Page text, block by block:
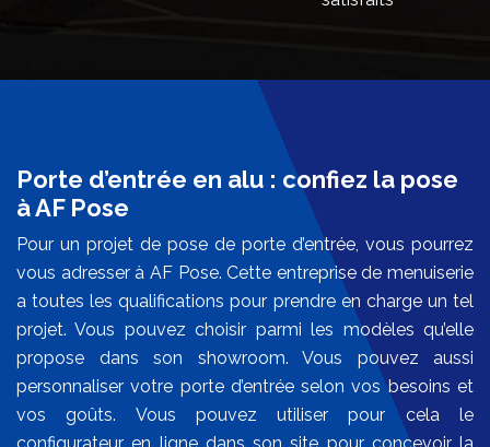
Porte d’entrée en alu : confiez la pose
à AF Pose
Pour un projet de pose de porte d’entrée, vous pourrez
vous adresser à AF Pose. Cette entreprise de menuiserie
a toutes les qualifications pour prendre en charge un tel
projet. Vous pouvez choisir parmi les modèles qu’elle
propose dans son showroom. Vous pouvez aussi
personnaliser votre porte d’entrée selon vos besoins et
vos goûts. Vous pouvez utiliser pour cela le